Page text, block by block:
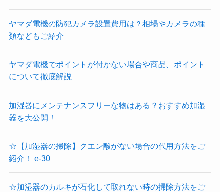
ヤマダ電機の防犯カメラ設置費用は？相場やカメラの種
類などもご紹介
ヤマダ電機でポイントが付かない場合や商品、ポイント
について徹底解説
加湿器にメンテナンスフリーな物はある？おすすめ加湿
器を大公開！
☆【加湿器の掃除】クエン酸がない場合の代用方法をご
紹介！ e-30
☆加湿器のカルキが石化して取れない時の掃除方法をご